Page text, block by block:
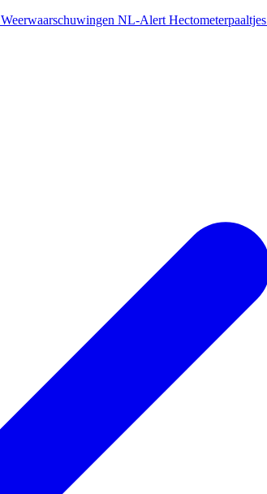
Weerwaarschuwingen NL-Alert Hectometerpaaltjes